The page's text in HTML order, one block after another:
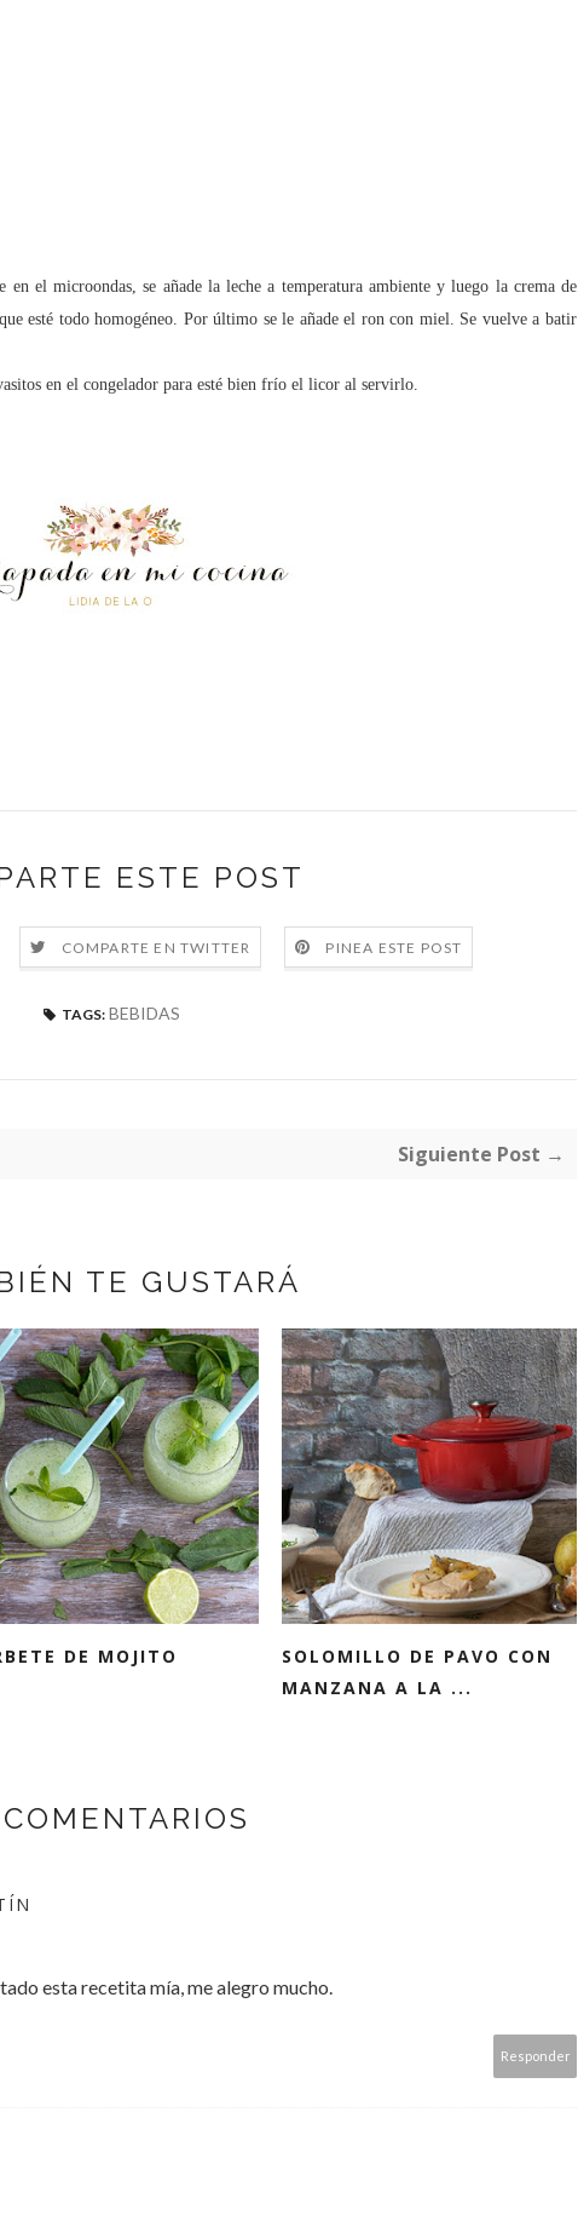
el microondas, se añade la leche a temperatura ambiente y luego la crema de
esté todo homogéneo. Por último se le añade el ron con miel. Se vuelve a batir
en el congelador para esté bien frío el licor al servirlo.
ESTE POST
COMPARTE EN TWITTER PINEA ESTE POST
TAGS: BEBIDAS
Siguiente Post →
TE GUSTARÁ
DE MOJITO
SOLOMILLO DE PAVO CON
MANZANA A LA ...
esta recetita mía, me alegro mucho.
Responder